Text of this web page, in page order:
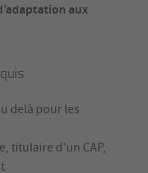
aux
delà pour les
titulaire d'un CAP,